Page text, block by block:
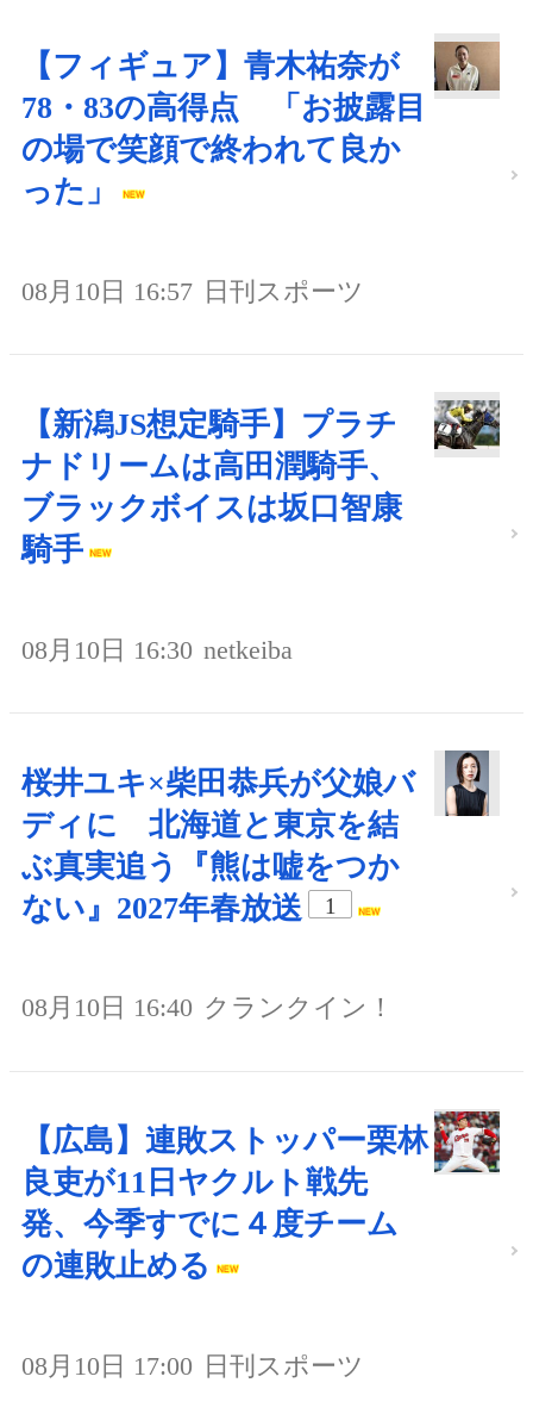
【フィギュア】青木祐奈が
78・83の高得点 「お披露目
の場で笑顔で終われて良か
った」
08月10日 16:57 日刊スポーツ
【新潟JS想定騎手】プラチ
ナドリームは高田潤騎手、
ブラックボイスは坂口智康
騎手
08月10日 16:30 netkeiba
桜井ユキ×柴田恭兵が父娘バ
ディに 北海道と東京を結
ぶ真実追う『熊は嘘をつか
ない』2027年春放送
1
08月10日 16:40 クランクイン！
【広島】連敗ストッパー栗林
良吏が11日ヤクルト戦先
発、今季すでに４度チーム
の連敗止める
08月10日 17:00 日刊スポーツ